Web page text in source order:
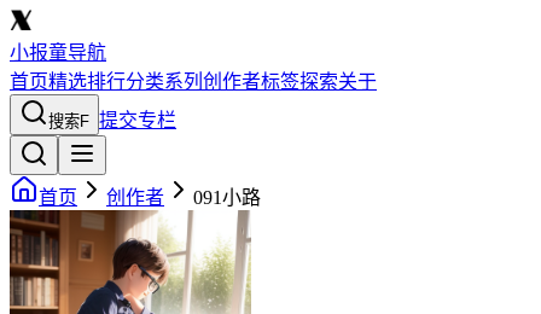
小报童导航
首页精选排行分类系列 创作者标签探索关于
搜索F 提交专栏
首页 创作者 091小路